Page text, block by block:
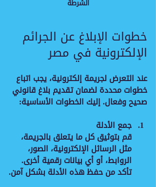
الشرطة
خطوات الإبلاغ عن الجرائم
الإلكترونية في مصر
عند التعرض لجريمة إلكترونية، يجب اتباع
خطوات محددة لضمان تقديم بلاغ قانوني
صحيح وفعال. إليك الخطوات الأساسية:
جمع الأدلة
قم بتوثيق كل ما يتعلق بالجريمة،
مثل الرسائل الإلكترونية، الصور،
الروابط، أو أي بيانات رقمية أخرى.
تأكد من حفظ هذه الأدلة بشكل آمن.